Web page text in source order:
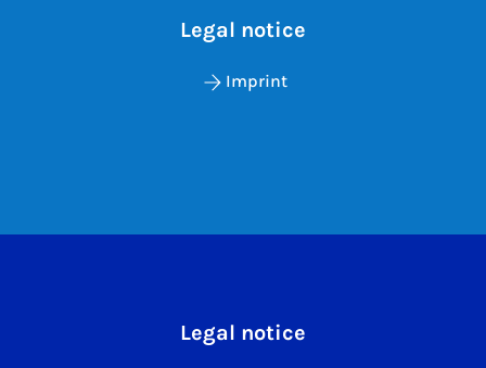
Legal notice
Imprint
Legal notice